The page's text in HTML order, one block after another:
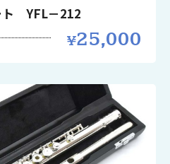
YFL－212
25,000